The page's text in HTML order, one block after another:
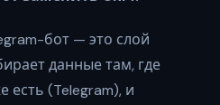
бот — это слой
данные там, где
есть (Telegram), и